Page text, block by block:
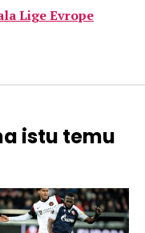
Lige Evrope
istu temu